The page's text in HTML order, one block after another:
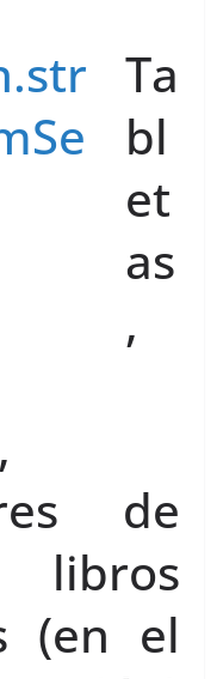
Ta
bl
et
as
,
de
libros
(en el